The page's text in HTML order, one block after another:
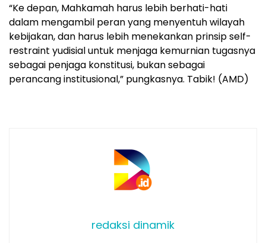
“Ke depan, Mahkamah harus lebih berhati-hati
dalam mengambil peran yang menyentuh wilayah
kebijakan, dan harus lebih menekankan prinsip self-
restraint yudisial untuk menjaga kemurnian tugasnya
sebagai penjaga konstitusi, bukan sebagai
perancang institusional,” pungkasnya. Tabik! (AMD)
redaksi dinamik